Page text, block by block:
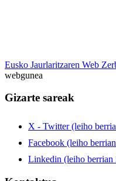
Eusko Jaurlaritzaren Web
webgunea
Gizarte sareak
X - Twitter (leiho
Facebook (leiho
Linkedin (leiho berrian